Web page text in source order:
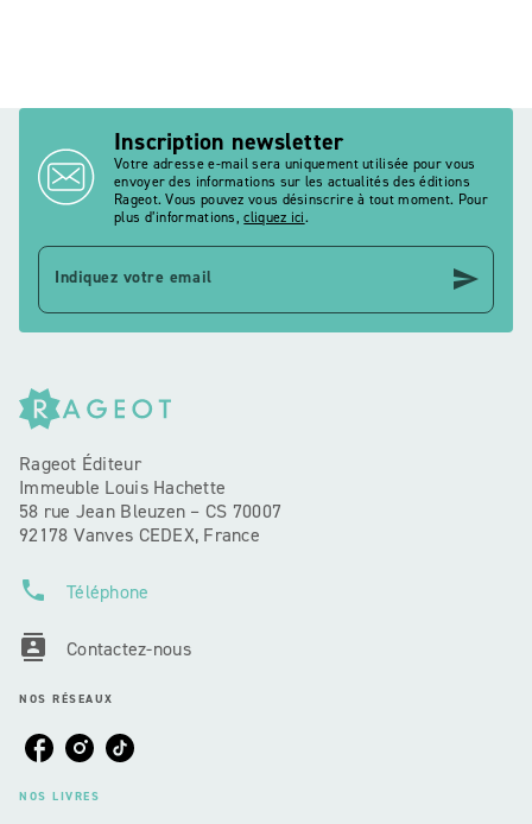
Inscription newsletter
Votre adresse e-mail sera uniquement utilisée pour vous
envoyer des informations sur les actualités des éditions
Rageot. Vous pouvez vous désinscrire à tout moment. Pour
plus d’informations,cliquez ici.
Indiquez votre email send
Rageot Éditeur
Immeuble Louis Hachette
58 rue Jean Bleuzen – CS 70007
92178 Vanves CEDEX, France
phone Téléphone
contacts Contactez-nous
NOS RÉSEAUX
NOS LIVRES